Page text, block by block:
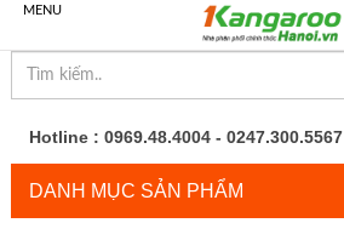
MENU
Hotline : 0969.48.4004 - 0247.300.5567
DANH MỤC SẢN PHẨM